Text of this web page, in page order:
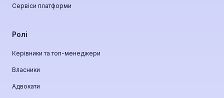
Сервіси платформи
Ролі
Керівники та топ-менеджери
Власники
Адвокати